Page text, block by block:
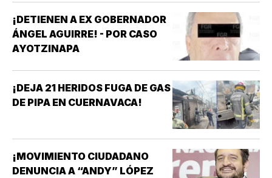
¡DETIENEN A EX GOBERNADOR
ÁNGEL AGUIRRE! - POR CASO
AYOTZINAPA
¡DEJA 21 HERIDOS FUGA DE GAS
DE PIPA EN CUERNAVACA!
¡MOVIMIENTO CIUDADANO
DENUNCIA A “ANDY” LÓPEZ